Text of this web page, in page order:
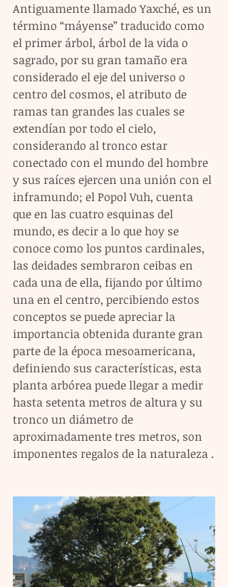
Antiguamente llamado Yaxché, es un
término “máyense” traducido como
el primer árbol, árbol de la vida o
sagrado, por su gran tamaño era
considerado el eje del universo o
centro del cosmos, el atributo de
ramas tan grandes las cuales se
extendían por todo el cielo,
considerando al tronco estar
conectado con el mundo del hombre
y sus raíces ejercen una unión con el
inframundo; el Popol Vuh, cuenta
que en las cuatro esquinas del
mundo, es decir a lo que hoy se
conoce como los puntos cardinales,
las deidades sembraron ceibas en
cada una de ella, fijando por último
una en el centro, percibiendo estos
conceptos se puede apreciar la
importancia obtenida durante gran
parte de la época mesoamericana,
definiendo sus características, esta
planta arbórea puede llegar a medir
hasta setenta metros de altura y su
tronco un diámetro de
aproximadamente tres metros, son
imponentes regalos de la naturaleza .